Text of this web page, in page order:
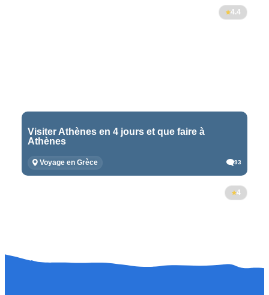
4.4
Visiter Athènes en 4 jours et que faire à
Athènes
Voyage en Grèce 93
4